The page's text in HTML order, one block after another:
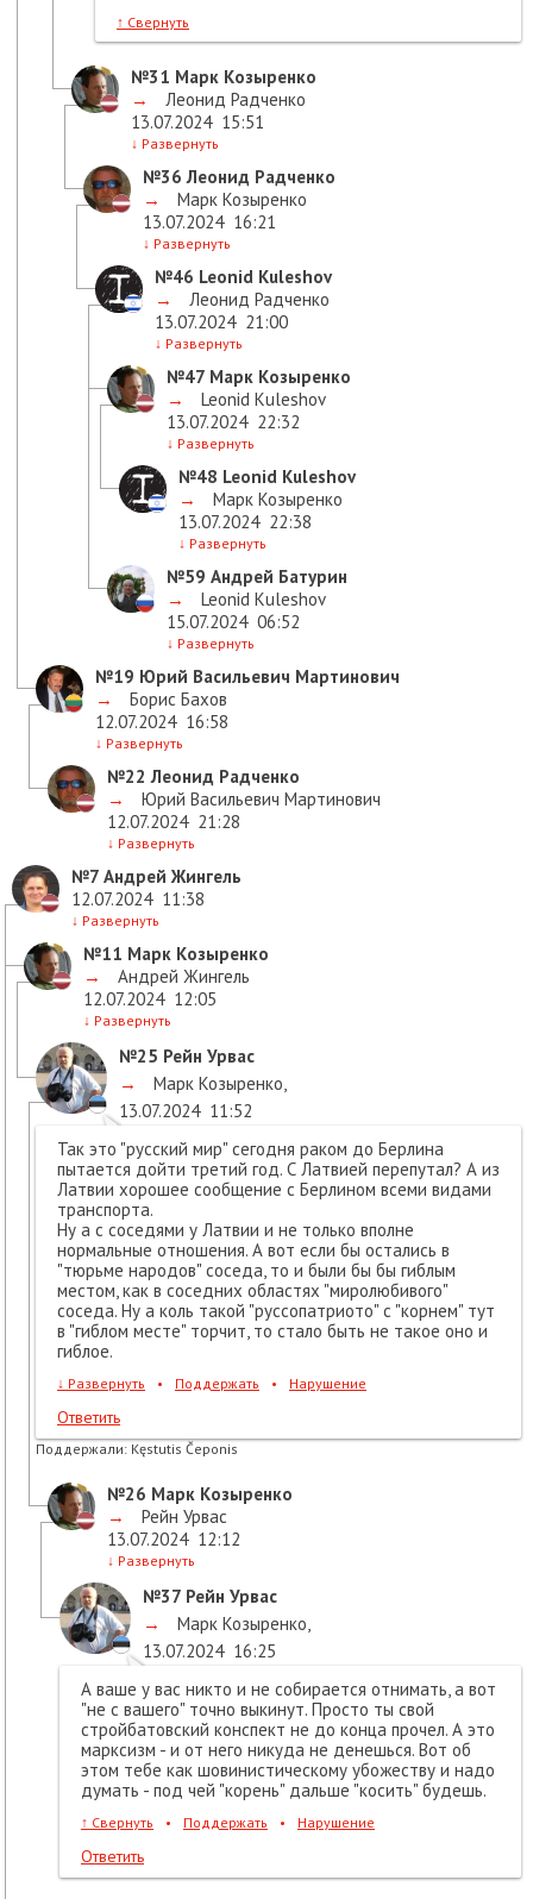
↑ Свернуть
№31 Марк Козыренко
→
Леонид Радченко
13.07.2024 15:51
↓ Развернуть
№36 Леонид Радченко
→
Марк Козыренко
13.07.2024 16:21
↓ Развернуть
№46 Leonid Kuleshov
→
Леонид Радченко
13.07.2024 21:00
↓ Развернуть
№47 Марк Козыренко
→
Leonid Kuleshov
13.07.2024 22:32
↓ Развернуть
№48 Leonid Kuleshov
→
Марк Козыренко
13.07.2024 22:38
↓ Развернуть
№59 Андрей Батурин
→
Leonid Kuleshov
15.07.2024 06:52
↓ Развернуть
№19 Юрий Васильевич Мартинович
→
Борис Бахов
12.07.2024 16:58
↓ Развернуть
№22 Леонид Радченко
→
Юрий Васильевич Мартинович
12.07.2024 21:28
↓ Развернуть
№7 Андрей Жингель
12.07.2024 11:38
↓ Развернуть
№11 Марк Козыренко
→
Андрей Жингель
12.07.2024 12:05
↓ Развернуть
№25 Рейн Урвас
→
Марк Козыренко
13.07.2024 11:52
Так это "русский мир" сегодня раком до Берлина
пытается дойти третий год. С Латвией перепутал? А из
Латвии хорошее сообщение с Берлином всеми видами
транспорта.
Ну а с соседями у Латвии и не только вполне
нормальные отношения. А вот если бы остались в
"тюрьме народов" соседа, то и были бы бы гиблым
местом, как в соседних областях "миролюбивого"
соседа. Ну а коль такой "руссопатриото" с "корнем" тут
в "гиблом месте" торчит, то стало быть не такое оно и
гиблое.
↓ Развернуть • Поддержать • Нарушение
Ответить
Поддержали: Kęstutis Čeponis
№26 Марк Козыренко
→
Рейн Урвас
13.07.2024 12:12
↓ Развернуть
№37 Рейн Урвас
→
Марк Козыренко
13.07.2024 16:25
А ваше у вас никто и не собирается отнимать, а вот
"не с вашего" точно выкинут. Просто ты свой
стройбатовский конспект не до конца прочел. А это
марксизм - и от него никуда не денешься. Вот об
этом тебе как шовинистическому убожеству и надо
думать - под чей "корень" дальше "косить" будешь.
↑ Свернуть • Поддержать • Нарушение
Ответить